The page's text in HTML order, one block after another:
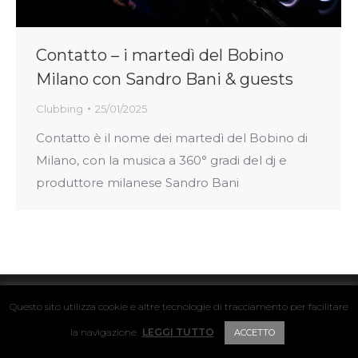
Contatto – i martedì del Bobino
Milano con Sandro Bani & guests
Clubbing 25/01/2025
Contatto è il nome dei martedì del Bobino di
Milano, con la musica a 360° gradi del dj e
produttore milanese Sandro Bani
FOOTER
Questo sito utilizza cookie e altre tecnologie di tracciamento per facilitare
la navigazione. LEGGI TUTTO ACCETTO